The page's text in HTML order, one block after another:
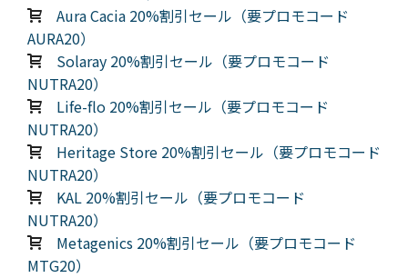
Aura Cacia 20%割引セール（要プロモコード
AURA20）
Solaray 20%割引セール（要プロモコード
NUTRA20）
Life-flo 20%割引セール（要プロモコード
NUTRA20）
Heritage Store 20%割引セール（要プロモコード
NUTRA20）
KAL 20%割引セール（要プロモコード
NUTRA20）
Metagenics 20%割引セール（要プロモコード
MTG20）